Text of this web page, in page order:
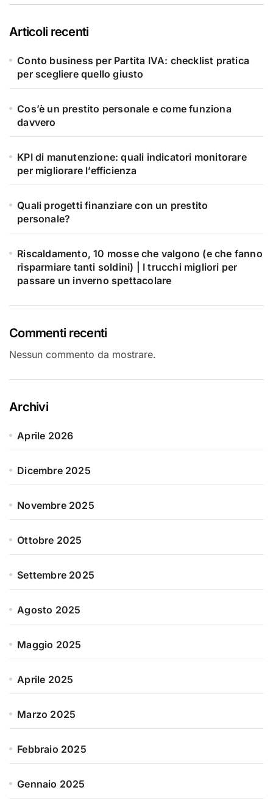
Articoli recenti
Conto business per Partita IVA: checklist pratica
per scegliere quello giusto
Cos’è un prestito personale e come funziona
davvero
KPI di manutenzione: quali indicatori monitorare
per migliorare l’efficienza
Quali progetti finanziare con un prestito
personale?
Riscaldamento, 10 mosse che valgono (e che fanno
risparmiare tanti soldini) | I trucchi migliori per
passare un inverno spettacolare
Commenti recenti
Nessun commento da mostrare.
Archivi
Aprile 2026
Dicembre 2025
Novembre 2025
Ottobre 2025
Settembre 2025
Agosto 2025
Maggio 2025
Aprile 2025
Marzo 2025
Febbraio 2025
Gennaio 2025